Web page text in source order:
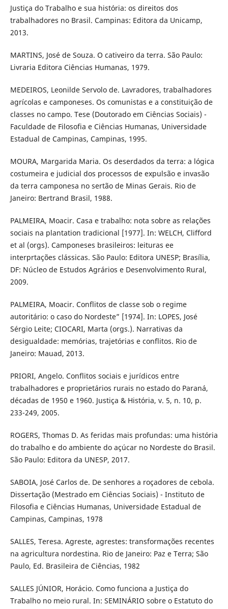
Justiça do Trabalho e sua história: os direitos dos
trabalhadores no Brasil. Campinas: Editora da Unicamp,
2013.
MARTINS, José de Souza. O cativeiro da terra. São Paulo:
Livraria Editora Ciências Humanas, 1979.
MEDEIROS, Leonilde Servolo de. Lavradores, trabalhadores
agrícolas e camponeses. Os comunistas e a constituição de
classes no campo. Tese (Doutorado em Ciências Sociais) -
Faculdade de Filosofia e Ciências Humanas, Universidade
Estadual de Campinas, Campinas, 1995.
MOURA, Margarida Maria. Os deserdados da terra: a lógica
costumeira e judicial dos processos de expulsão e invasão
da terra camponesa no sertão de Minas Gerais. Rio de
Janeiro: Bertrand Brasil, 1988.
PALMEIRA, Moacir. Casa e trabalho: nota sobre as relações
sociais na plantation tradicional [1977]. In: WELCH, Clifford
et al (orgs). Camponeses brasileiros: leituras ee
interprtações clássicas. São Paulo: Editora UNESP; Brasília,
DF: Núcleo de Estudos Agrários e Desenvolvimento Rural,
2009.
PALMEIRA, Moacir. Conflitos de classe sob o regime
autoritário: o caso do Nordeste” [1974]. In: LOPES, José
Sérgio Leite; CIOCARI, Marta (orgs.). Narrativas da
desigualdade: memórias, trajetórias e conflitos. Rio de
Janeiro: Mauad, 2013.
PRIORI, Angelo. Conflitos sociais e jurídicos entre
trabalhadores e proprietários rurais no estado do Paraná,
décadas de 1950 e 1960. Justiça & História, v. 5, n. 10, p.
233-249, 2005.
ROGERS, Thomas D. As feridas mais profundas: uma história
do trabalho e do ambiente do açúcar no Nordeste do Brasil.
São Paulo: Editora da UNESP, 2017.
SABOIA, José Carlos de. De senhores a roçadores de cebola.
Dissertação (Mestrado em Ciências Sociais) - Instituto de
Filosofia e Ciências Humanas, Universidade Estadual de
Campinas, Campinas, 1978
SALLES, Teresa. Agreste, agrestes: transformações recentes
na agricultura nordestina. Rio de Janeiro: Paz e Terra; São
Paulo, Ed. Brasileira de Ciências, 1982
SALLES JÚNIOR, Horácio. Como funciona a Justiça do
Trabalho no meio rural. In: SEMINÁRIO sobre o Estatuto do